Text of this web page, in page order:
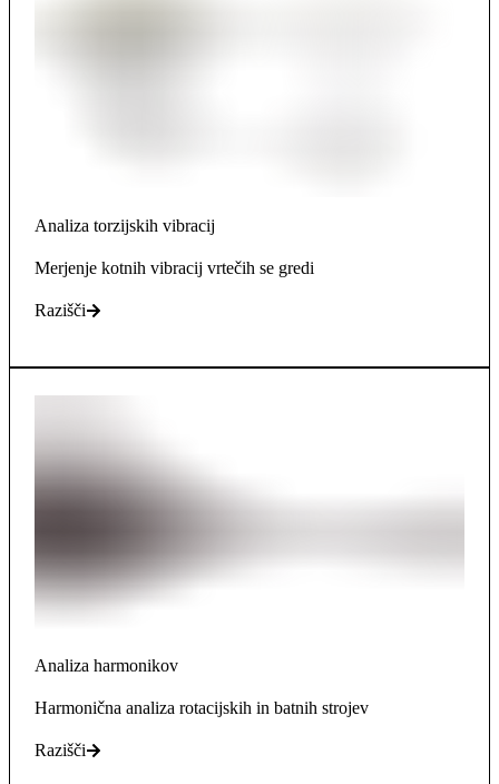
Analiza torzijskih vibracij
Merjenje kotnih vibracij vrtečih se gredi
Razišči
Analiza harmonikov
Harmonična analiza rotacijskih in batnih strojev
Razišči